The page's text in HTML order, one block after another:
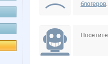
LanaNN
блогеров.